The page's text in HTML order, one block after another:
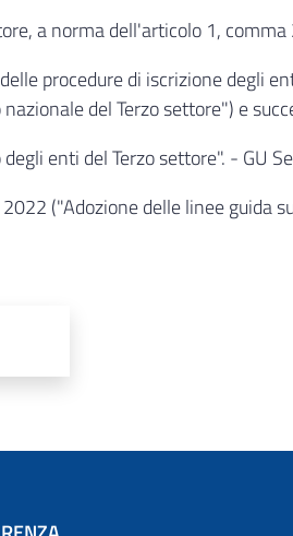
a norma dell'articolo 1,
procedure di iscrizione degli
del Terzo settore") e
enti del Terzo settore". - GU
("Adozione delle linee guida